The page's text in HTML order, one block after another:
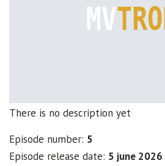
There is no description yet
Episode number: 5
Episode release date: 5 june 2026